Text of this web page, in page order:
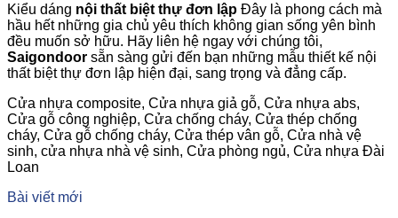
Kiểu dáng nội thất biệt thự đơn lập Đây là phong cách mà
hầu hết những gia chủ yêu thích không gian sống yên bình
đều muốn sở hữu. Hãy liên hệ ngay với chúng tôi,
Saigondoor sẵn sàng gửi đến bạn những mẫu thiết kế nội
thất biệt thự đơn lập hiện đại, sang trọng và đẳng cấp.
Cửa nhựa composite, Cửa nhựa giả gỗ, Cửa nhựa abs,
Cửa gỗ công nghiệp, Cửa chống cháy, Cửa thép chống
cháy, Cửa gỗ chống cháy, Cửa thép vân gỗ, Cửa nhà vệ
sinh, cửa nhựa nhà vệ sinh, Cửa phòng ngủ, Cửa nhựa Đài
Loan
Bài viết mới